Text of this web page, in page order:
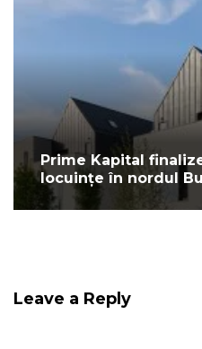
Prime Kapital
locuințe în nordul
Leave a Reply